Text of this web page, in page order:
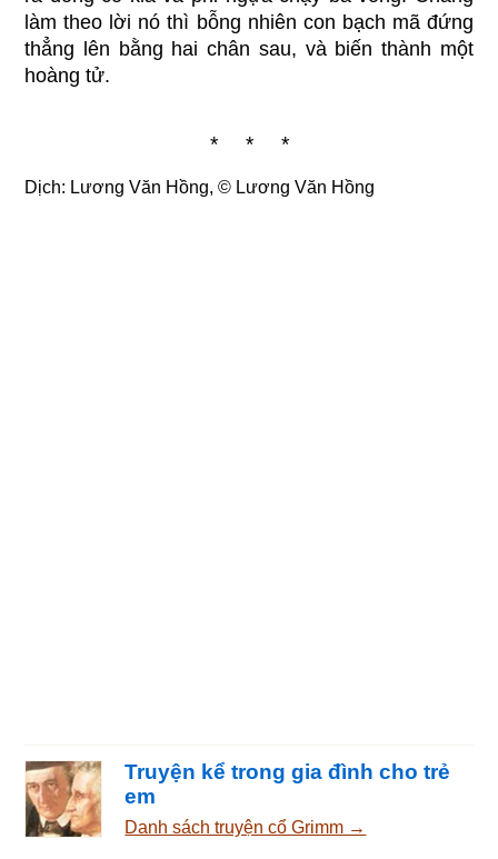
làm theo lời nó thì bỗng nhiên con bạch mã đứng
thẳng lên bằng hai chân sau, và biến thành một
hoàng tử.
* * *
Dịch: Lương Văn Hồng, © Lương Văn Hồng
Truyện kể trong gia đình cho trẻ
em
Danh sách truyện cổ Grimm →